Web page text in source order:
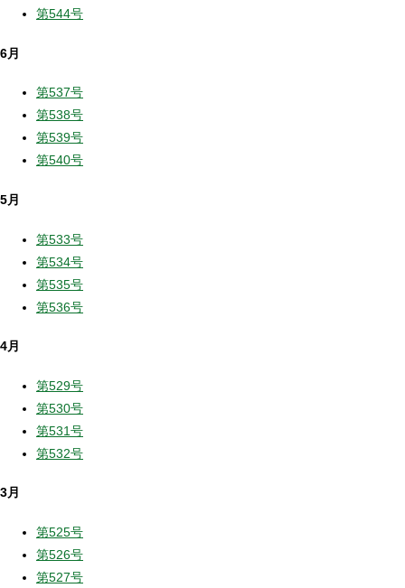
第544号
6月
第537号
第538号
第539号
第540号
5月
第533号
第534号
第535号
第536号
4月
第529号
第530号
第531号
第532号
3月
第525号
第526号
第527号